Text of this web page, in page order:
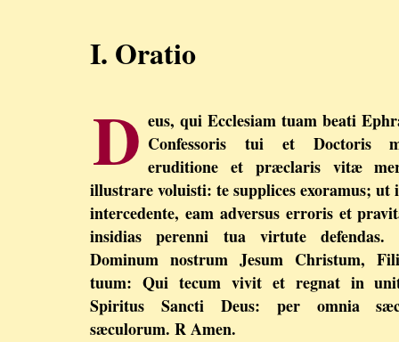
I. Oratio
D eus, qui Ecclesiam tuam beati
Confessoris tui et Doctoris
eruditione et præclaris vitæ
illustrare voluisti: te supplices exoramus; ut
intercedente, eam adversus erroris et
insidias perenni tua virtute defendas.
Dominum nostrum Jesum Christum,
tuum: Qui tecum vivit et regnat in
Spiritus Sancti Deus: per omnia
sæculorum. R Amen.